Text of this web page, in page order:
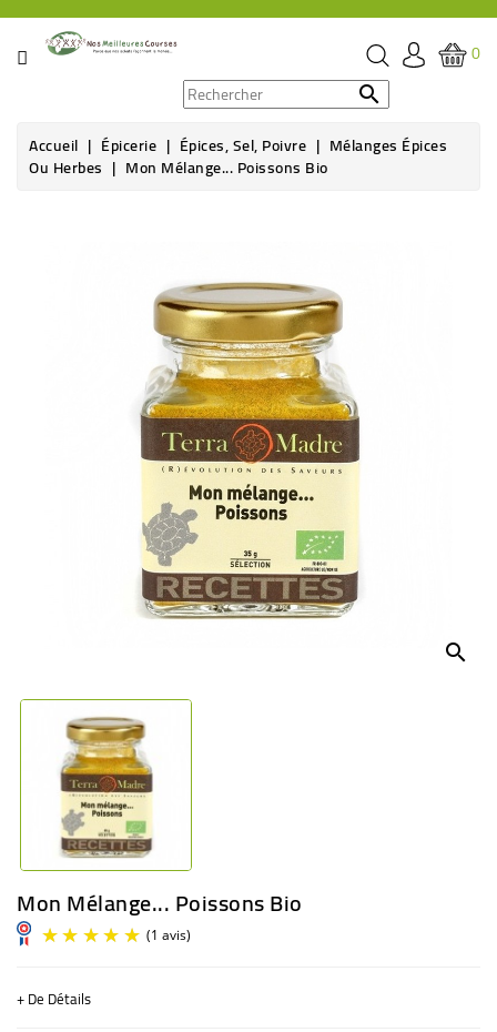
CATÉGORIE
ÉPICERIE
0

Accueil Épicerie Épices, Sel, Poivre Mélanges Épices
Ou Herbes Mon Mélange... Poissons Bio
search
Mon Mélange... Poissons Bio
+ De Détails